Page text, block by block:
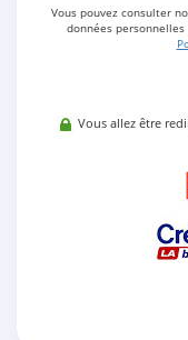
Vous pouvez consulter
données
Vous allez être